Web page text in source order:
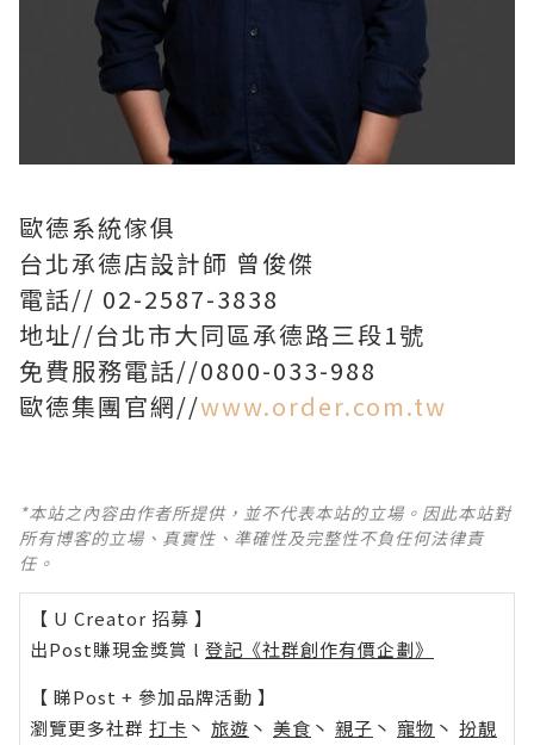
歐德系統傢俱
台北承德店設計師 曾俊傑
電話// 02-2587-3838
地址//台北市大同區承德路三段1號
免費服務電話//0800-033-988
歐德集團官網//www.order.com.tw
*本站之內容由作者所提供，並不代表本站的立場。因此本站對
所有博客的立場、真實性、準確性及完整性不負任何法律責
任。
【 U Creator 招募 】
出Post賺現金獎賞 l 登記《社群創作有價企劃》
【 睇Post + 參加品牌活動 】
瀏覽更多社群 打卡 丶 旅遊 丶 美食 丶 親子 丶 寵物 丶 扮靚